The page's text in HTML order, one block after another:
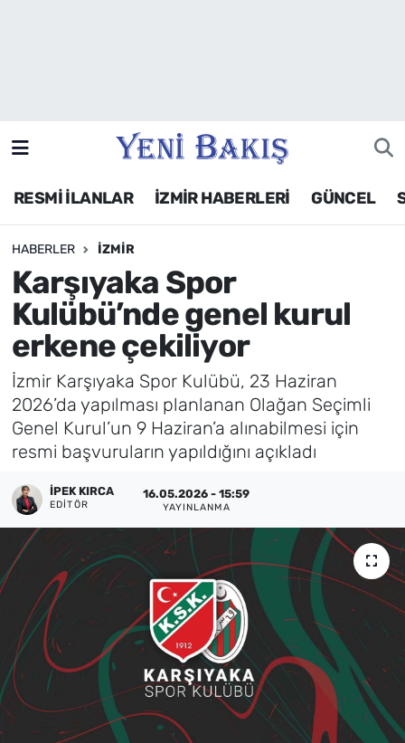
RESMİ İLANLAR İZMİR HABERLERİ GÜNCEL
HABERLER İZMIR
Karşıyaka Spor
Kulübü’nde genel kurul
erkene çekiliyor
İzmir Karşıyaka Spor Kulübü, 23 Haziran
2026’da yapılması planlanan Olağan Seçimli
Genel Kurul’un 9 Haziran’a alınabilmesi için
resmi başvuruların yapıldığını açıkladı
İPEK KIRCA
EDITÖR
16.05.2026 - 15:59
YAYINLANMA
Siyaset
Asayiş / Polis-Adliye
Spor
Magazin
Foto Galeri
Künye
İletişim